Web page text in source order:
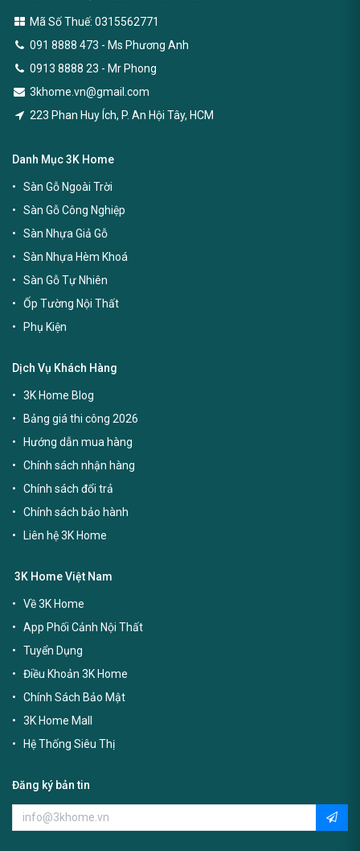
Mã Số Thuế: 0315562771
091 8888 473 - Ms Phương Anh
0913 8888 23 - Mr Phong
3khome.vn@gmail.com
223 Phan Huy Ích, P. An Hội Tây, HCM
Danh Mục 3K Home
Sàn Gỗ Ngoài Trời
Sàn Gỗ Công Nghiệp
Sàn Nhựa Giả Gỗ
Sàn Nhựa Hèm Khoá
Sàn Gỗ Tự Nhiên
Ốp Tường Nội Thất
Phụ Kiện
Dịch Vụ Khách Hàng
3K Home Blog
Bảng giá thi công 2026
Hướng dẫn mua hàng
Chính sách nhận hàng
Chính sách đổi trả
Chính sách bảo hành
Liên hệ 3K Home
3K Home Việt Nam
Về 3K Home
App Phối Cảnh Nội Thất
Tuyển Dụng
Điều Khoản 3K Home
Chính Sách Bảo Mật
3K Home Mall
Hệ Thống Siêu Thị
Đăng ký bản tin